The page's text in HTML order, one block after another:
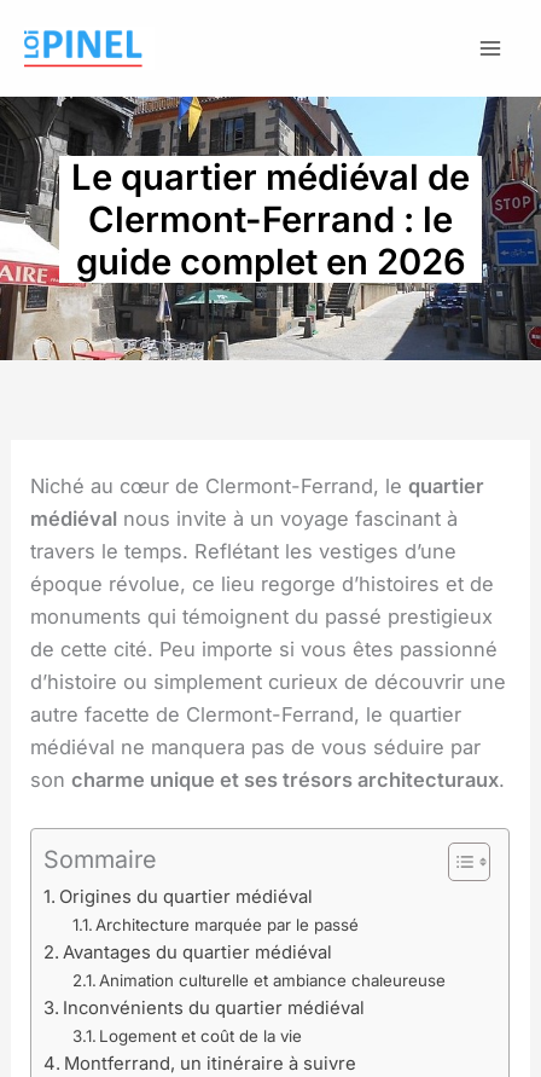
Le quartier médiéval de
Clermont-Ferrand : le
guide complet en 2026
Niché au cœur de Clermont-Ferrand, lequartier
médiéval nous invite à un voyage fascinant à
travers le temps. Reflétant les vestiges d’une
époque révolue, ce lieu regorge d’histoires et de
monuments qui témoignent du passé prestigieux
de cette cité. Peu importe si vous êtes passionné
d’histoire ou simplement curieux de découvrir une
autre facette de Clermont-Ferrand, le quartier
médiéval ne manquera pas de vous séduire par
soncharme unique et ses trésors architecturaux.
Sommaire
Origines du quartier médiéval
Architecture marquée par le passé
Avantages du quartier médiéval
Animation culturelle et ambiance chaleureuse
Inconvénients du quartier médiéval
Logement et coût de la vie
Montferrand, un itinéraire à suivre